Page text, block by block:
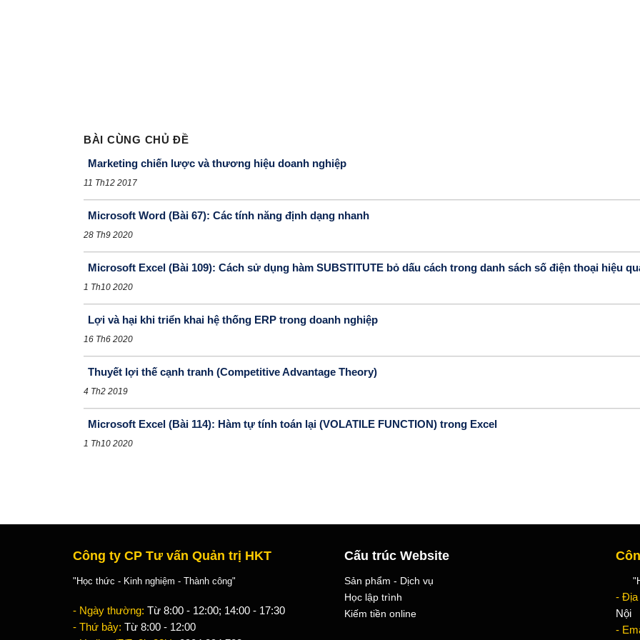
BÀI CÙNG CHỦ ĐỀ
Marketing chiến lược và thương hiệu doanh nghiệp
11 Th12 2017
Microsoft Word (Bài 67): Các tính năng định dạng nhanh
28 Th9 2020
Microsoft Excel (Bài 109): Cách sử dụng hàm SUBSTITUTE bỏ dấu cách trong danh sách số điện thoại hiệu
1 Th10 2020
Lợi và hại khi triển khai hệ thống ERP trong doanh nghiệp
16 Th6 2020
Thuyết lợi thế cạnh tranh (Competitive Advantage Theory)
4 Th2 2019
Microsoft Excel (Bài 114): Hàm tự tính toán lại (VOLATILE FUNCTION) trong Excel
1 Th10 2020
Công ty CP Tư vấn Quản trị HKT
"Học thức - Kinh nghiệm - Thành công"
- Ngày thường: Từ 8:00 - 12:00; 14:00 - 17:30
- Thứ bảy: Từ 8:00 - 12:00
Cấu trúc Website
Sản phẩm - Dịch vụ
Học lập trình
Kiếm tiền online
- Địa
Nội
-